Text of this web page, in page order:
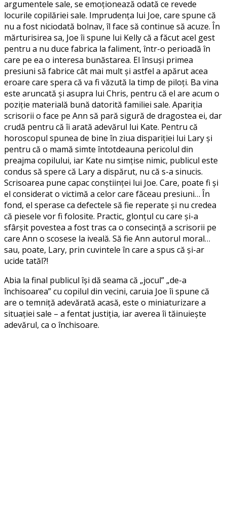
argumentele sale, se emoționează odată ce revede
locurile copilăriei sale. Imprudența lui Joe, care spune că
nu a fost niciodată bolnav, îl face să continue să acuze. În
mărturisirea sa, Joe îi spune lui Kelly că a făcut acel gest
pentru a nu duce fabrica la faliment, într-o perioadă în
care pe ea o interesa bunăstarea. El însuși primea
presiuni să fabrice cât mai mult și astfel a apărut acea
eroare care spera că va fi văzută la timp de piloți. Ba vina
este aruncată și asupra lui Chris, pentru că el are acum o
poziție materială bună datorită familiei sale. Apariția
scrisorii o face pe Ann să pară sigură de dragostea ei, dar
crudă pentru că îi arată adevărul lui Kate. Pentru că
horoscopul spunea de bine în ziua dispariției lui Lary și
pentru că o mamă simte întotdeauna pericolul din
preajma copilului, iar Kate nu simțise nimic, publicul este
condus să spere că Lary a dispărut, nu că s-a sinucis.
Scrisoarea pune capac conștiinței lui Joe. Care, poate fi și
el considerat o victimă a celor care făceau presiuni… În
fond, el sperase ca defectele să fie reperate și nu credea
că piesele vor fi folosite. Practic, glonțul cu care și-a
sfârșit povestea a fost tras ca o consecință a scrisorii pe
care Ann o scosese la iveală. Să fie Ann autorul moral…
sau, poate, Lary, prin cuvintele în care a spus că și-ar
ucide tatăl?!
Abia la final publicul își dă seama că „jocul” „de-a
închisoarea” cu copilul din vecini, caruia Joe îi spune că
are o temniță adevărată acasă, este o miniaturizare a
situației sale – a fentat justiția, iar averea îi tăinuiește
adevărul, ca o închisoare.